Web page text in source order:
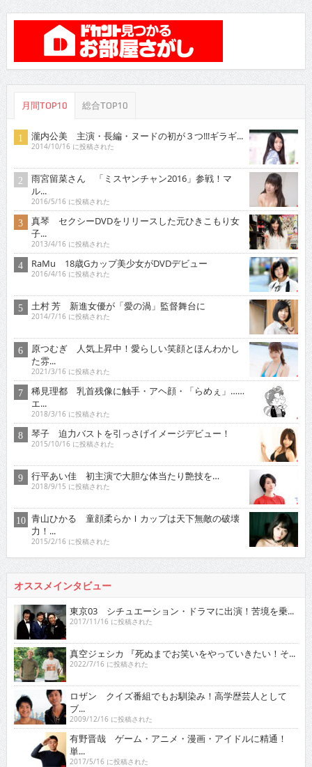
月間TOP10 総合TOP10
瀧内公美 主演・長編・ヌードの初が３つ!!!ギラギ...
2014/10/16 に投稿された
雨宮留菜さん 「ミスヤンチャン2016」参戦！マ
ル...
2016/5/16 に投稿された
真琴 セクシーDVDをリリースした元ひきこもり女
子...
2013/4/16 に投稿された
RaMu 18歳Gカップ美少女がDVDデビュー
2016/4/16 に投稿された
土村 芳 新進女優が「愛の渦」監督舞台に
2014/7/16 に投稿された
原つむぎ 人気上昇中！愛らしい笑顔とほんわかし
た雰...
2021/3/16 に投稿された
稀見理都 乳首残像に触手・アヘ顔・「らめぇ」……
エ...
2018/3/16 に投稿された
琴子 迫力バストを引っさげイメージデビュー！
2015/10/16 に投稿された
行平あい佳 初主演で大胆な体当たり艶技を…
2018/9/15 に投稿された
青山ひかる 童顔柔らかＩカップは天下無敵の破壊
力！...
2015/2/16 に投稿された
オススメインタビュー
東京03 シチュエーション・ドラマに出演！苦境を乗...
2017/11/16 に投稿された
真空ジェシカ 『死ぬまでお笑いをやっていきたい！そ...
2022/7/16 に投稿された
ロザン クイズ番組でもお馴染み！高学歴芸人として
ブ...
2009/12/16 に投稿された
有野晋哉 ゲーム・アニメ・漫画・アイドルに精通！
単...
2017/5/16 に投稿された